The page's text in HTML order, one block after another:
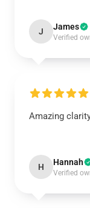
J James
Verified
Amazing
H Hannah
Verified